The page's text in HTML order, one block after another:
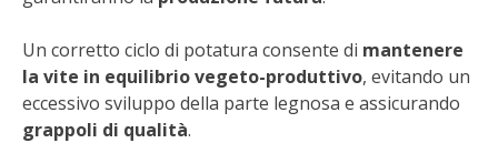
NOCCIOLA DI CALABRIA
PELLENC
Un corretto ciclo di potatura consente di mantenere
la vite in equilibrio vegeto-produttivo, evitando un
eccessivo sviluppo della parte legnosa e assicurando
grappoli di qualità.